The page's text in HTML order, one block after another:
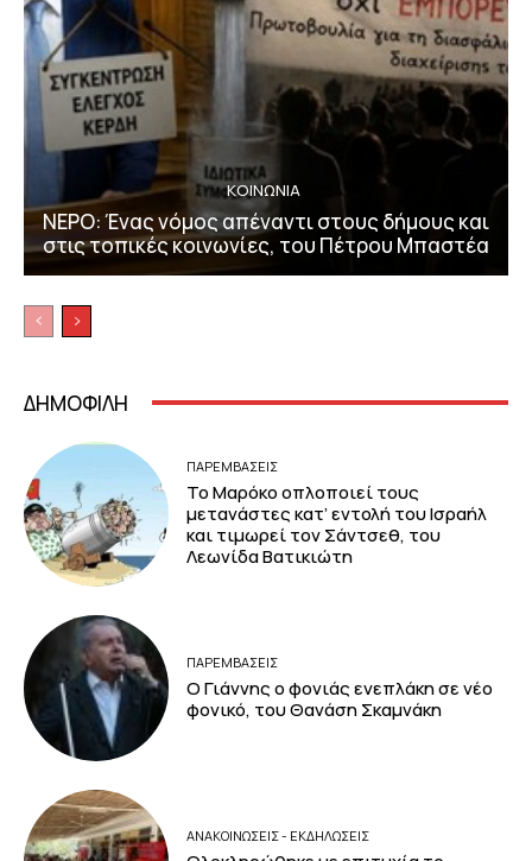
ΚΟΙΝΩΝΙΑ
ΝΕΡΟ: Ένας νόμος απέναντι στους δήμους και
στις τοπικές κοινωνίες, του Πέτρου Μπαστέα
ΔΗΜΟΦΙΛΗ
ΠΑΡΕΜΒΑΣΕΙΣ
Το Μαρόκο οπλοποιεί τους
μετανάστες κατ’ εντολή του Ισραήλ
και τιμωρεί τον Σάντσεθ, του
Λεωνίδα Βατικιώτη
ΠΑΡΕΜΒΑΣΕΙΣ
Ο Γιάννης ο φονιάς ενεπλάκη σε νέο
φονικό, του Θανάση Σκαμνάκη
ΑΝΑΚΟΙΝΩΣΕΙΣ - ΕΚΔΗΛΩΣΕΙΣ